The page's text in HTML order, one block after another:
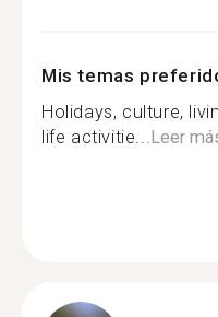
Mis temas
Holidays, culture,
life activitie...Leer